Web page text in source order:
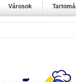
Városok